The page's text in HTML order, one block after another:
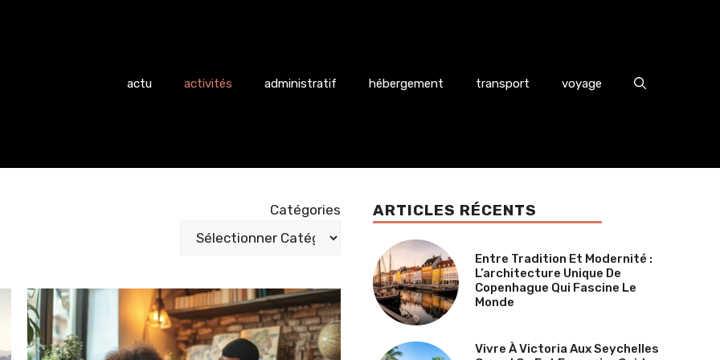
actu activités administratif hébergement transport voyage
Catégories ARTICLES RÉCENTS
Entre Tradition Et Modernité :
L’architecture Unique De
Copenhague Qui Fascine Le
Monde
Vivre À Victoria Aux Seychelles